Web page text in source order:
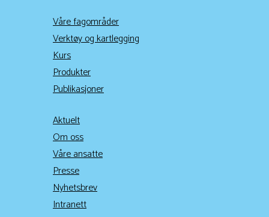
Våre fagområder
Verktøy og kartlegging
Kurs
Produkter
Publikasjoner
Aktuelt
Om oss
Våre ansatte
Presse
Nyhetsbrev
Intranett